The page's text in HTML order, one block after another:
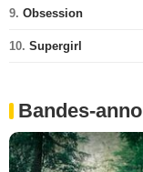
9. Obsession
10. Supergirl
Bandes-